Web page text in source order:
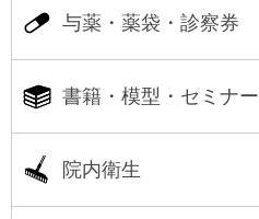
与薬・薬袋・診察券
書籍・模型・セミナー
院内衛生